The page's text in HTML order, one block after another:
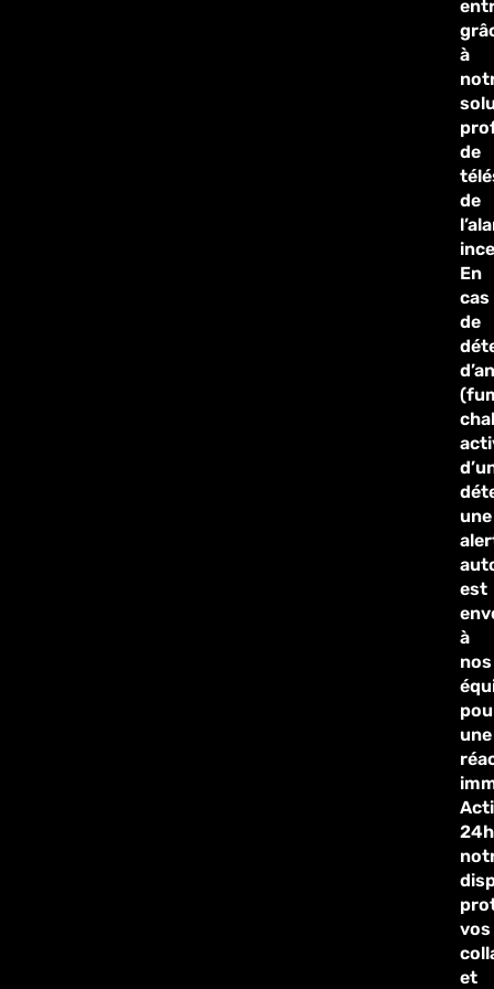
à
de
de
En
cas
de
une
est
à
nos
une
vos
et